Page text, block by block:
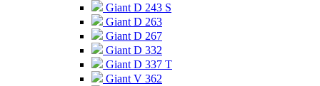
Giant D 243 S
Giant D 263
Giant D 267
Giant D 332
Giant D 337 T
Giant V 362